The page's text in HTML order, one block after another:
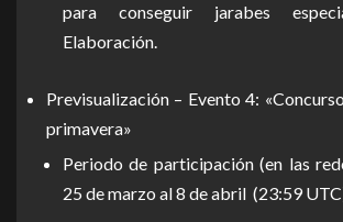
para conseguir jarabes
Elaboración.
Previsualización – Evento 4:
primavera»
Periodo de participación (en las
25 de marzo al 8 de abril (23:59